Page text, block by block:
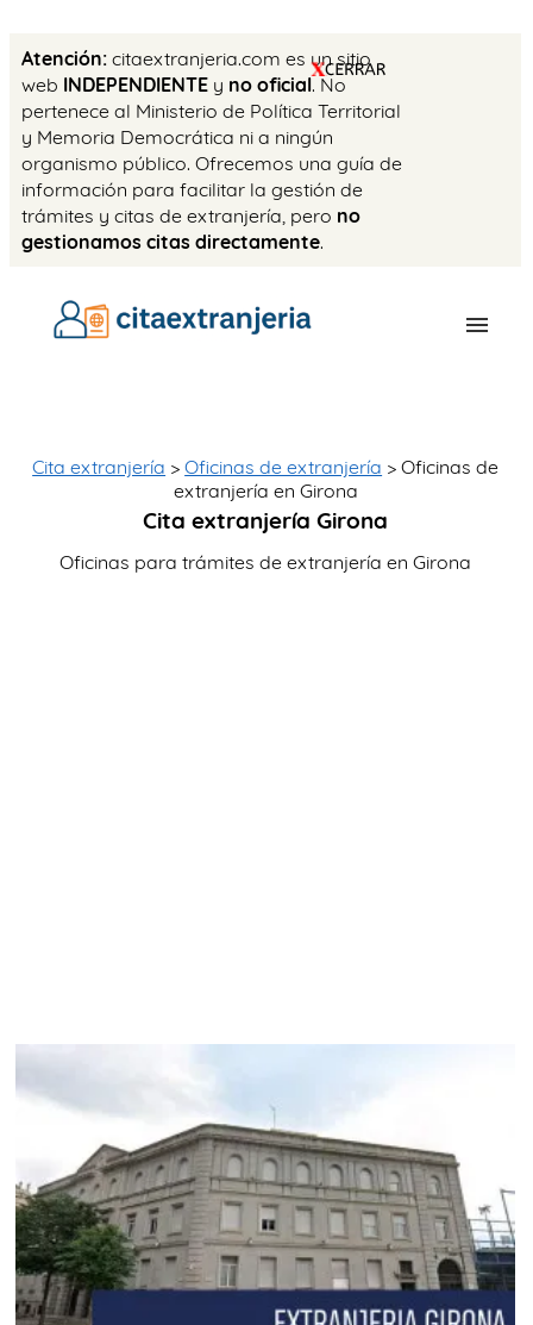
Atención: citaextranjeria.com es un sitio
web INDEPENDIENTE y no oficial. No
pertenece al Ministerio de Política Territorial
y Memoria Democrática ni a ningún
organismo público. Ofrecemos una guía de
información para facilitar la gestión de
trámites y citas de extranjería, pero no
gestionamos citas directamente.
Cita extranjería >Oficinas de extranjería > Oficinas de
extranjería en Girona
Cita extranjería Girona
Oficinas para trámites de extranjería en Girona